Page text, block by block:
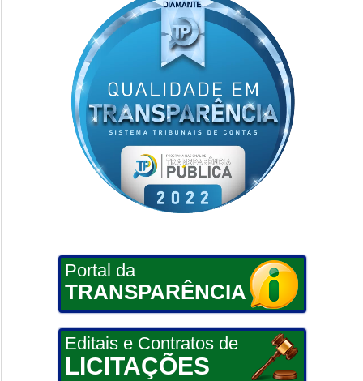
Portal da
TRANSPARÊNCIA
Editais e Contratos de
LICITAÇÕES